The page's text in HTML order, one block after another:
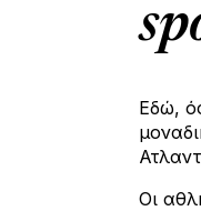
Εδώ,
Οι